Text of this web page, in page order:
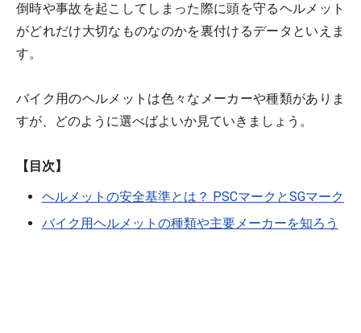
倒時や事故を起こしてしまった際に頭を守るヘルメット
がどれだけ大切なものなのかを裏付けるデータといえま
す。
バイク用のヘルメットは色々なメーカーや種類がありま
すが、どのように選べばよいか見ていきましょう。
【目次】
ヘルメットの安全基準とは？ PSCマークとSGマーク
バイク用ヘルメットの種類や主要メーカーを知ろう